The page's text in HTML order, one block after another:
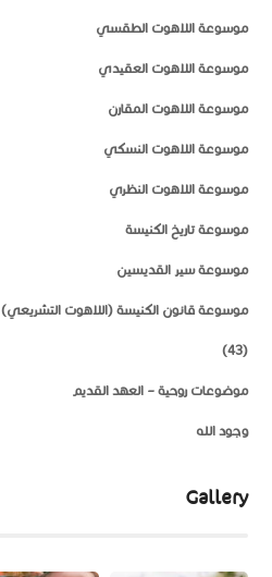
موسوعة اللاهوت الطقسي
موسوعة اللاهوت العقيدي
موسوعة اللاهوت المقارن
موسوعة اللاهوت النسكي
موسوعة اللاهوت النظري
موسوعة تاريخ الكنيسة
موسوعة سير القديسين
موسوعة قانون الكنيسة (اللاهوت التشريعي)
(43)
موضوعات روحية – العهد القديم
وجود الله
Gallery